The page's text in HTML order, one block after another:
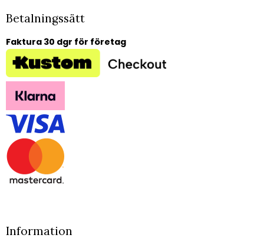
Betalningssätt
Faktura 30 dgr för företag
Information